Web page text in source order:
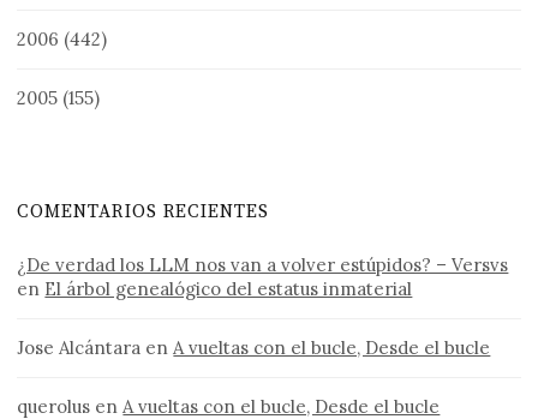
2006 (442)
2005 (155)
COMENTARIOS RECIENTES
¿De verdad los LLM nos van a volver estúpidos? – Versvs
en El árbol genealógico del estatus inmaterial
Jose Alcántara enA vueltas con el bucle, Desde el bucle
querolus enA vueltas con el bucle, Desde el bucle